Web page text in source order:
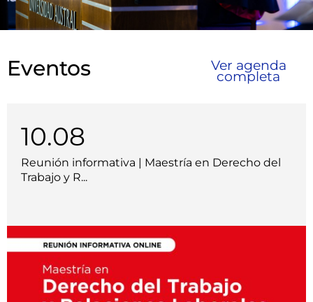
Eventos Ver agenda
completa
10.08
Reunión informativa | Maestría en Derecho del
Trabajo y R...